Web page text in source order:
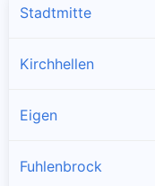
Stadtmitte
Kirchhellen
Eigen
Fuhlenbrock